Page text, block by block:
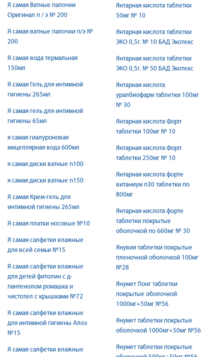
Я самая Ватные палочки
Оригинал п / э № 200
Я самая ватные палочки п/э №
200
Я самая вода термальная
150мл
Я самая Гель для интимной
гигиены 265мл
Я самая гель для интимной
гигиены 65мл
я самая гиалуроновая
мицеллярная вода 600мл
я самая диски ватные n100
я самая диски ватные n150
Я самая Крем-гель для
интимной гигиены 265мл
Я самая платки носовые №10
Я самая салфетки влажные
для всей семьи №15
Я самая салфетки влажные
для детей фитолин с д-
пантенолом ромашка и
чистотел с крышками №72
Я самая салфетки влажные
для интимной гигиены Алоэ
№15
Я самая салфетки влажные
Янтарная кислота таблетки
50мг № 10
Янтарная кислота таблетки
ЭКО 0,5г. № 10 БАД Экотекс
Янтарная кислота таблетки
ЭКО 0,5г. № 50 БАД Экотекс
Янтарная кислота
уралбиофарм таблетки 100мг
№ 30
Янтарная кислота Форп
таблетки 100мг № 10
Янтарная кислота Форп
таблетки 250мг № 10
Янтарная кислота форте
витаниум n30 таблетки по
800мг
Янтарная кислота форте
таблетки покрытые
оболочкой по 660мг № 30
Янувия таблетки покрытые
пленочной оболочкой 100мг
№28
Янумет Лонг таблетки
покрытые оболочкой
1000мг+50мг №56
Янумет таблетки покрытые
оболочкой 1000мг+50мг №56
Янумет таблетки покрытые